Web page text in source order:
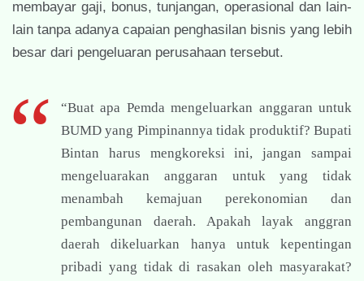
membayar gaji, bonus, tunjangan, operasional dan lain-
lain tanpa adanya capaian penghasilan bisnis yang lebih
besar dari pengeluaran perusahaan tersebut.
“Buat apa Pemda mengeluarkan anggaran untuk
BUMD yang Pimpinannya tidak produktif? Bupati
Bintan harus mengkoreksi ini, jangan sampai
mengeluarakan anggaran untuk yang tidak
menambah kemajuan perekonomian dan
pembangunan daerah. Apakah layak anggran
daerah dikeluarkan hanya untuk kepentingan
pribadi yang tidak di rasakan oleh masyarakat?